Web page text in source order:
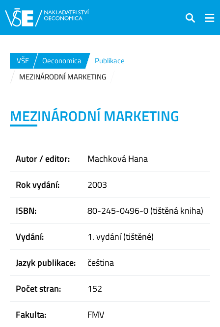
Hledat
VŠE Oeconomica
Publikace
MEZINÁRODNÍ MARKETING
MEZINÁRODNÍ MARKETING
Autor / editor:
Machková Hana
Rok vydání:
2003
ISBN:
80-245-0496-0 (tištěná kniha)
Vydání:
1. vydání (tištěné)
Jazyk publikace:
čeština
Počet stran:
152
Fakulta:
FMV